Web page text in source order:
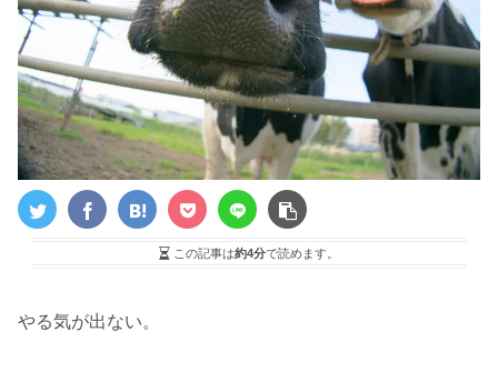
この記事は約4分で読めます。
やる気が出ない。